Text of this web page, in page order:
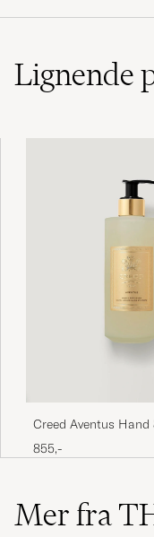
Lignende
Creed Aventus Hand
300ml
855,-
Mer fra